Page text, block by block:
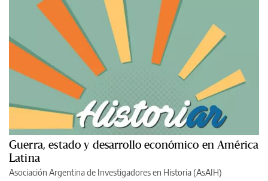
Guerra, estado y desarrollo económico en América
Latina
Asociación Argentina de Investigadores en Historia (AsAIH)